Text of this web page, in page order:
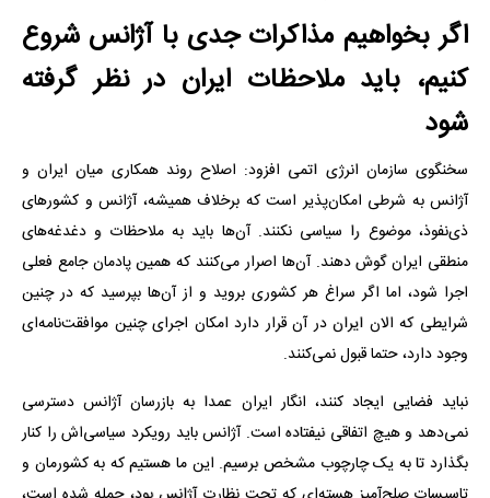
اگر بخواهیم مذاکرات جدی با آژانس شروع
کنیم، باید ملاحظات ایران در نظر گرفته
شود
سخنگوی سازمان انرژی اتمی افزود: اصلاح روند همکاری میان ایران و
آژانس به شرطی امکان‌پذیر است که برخلاف همیشه، آژانس و کشورهای
ذی‌نفوذ، موضوع را سیاسی نکنند. آن‌ها باید به ملاحظات و دغدغه‌های
منطقی ایران گوش دهند. آن‌ها اصرار می‌کنند که همین پادمان جامع فعلی
اجرا شود، اما اگر سراغ هر کشوری بروید و از آن‌ها بپرسید که در چنین
شرایطی که الان ایران در آن قرار دارد امکان اجرای چنین موافقت‌نامه‌ای
وجود دارد، حتما قبول نمی‌کنند.
نباید فضایی ایجاد کنند، انگار ایران عمدا به بازرسان آژانس دسترسی
نمی‌دهد و هیچ اتفاقی نیفتاده است. آژانس باید رویکرد سیاسی‌اش را کنار
بگذارد تا به یک چارچوب مشخص برسیم. این ما هستیم که به کشورمان و